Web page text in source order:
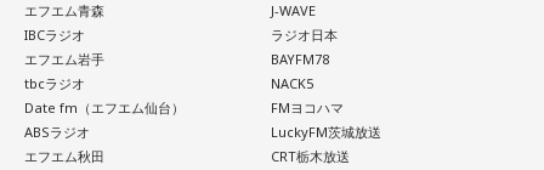
エフエム青森
IBCラジオ
エフエム岩手
tbcラジオ
Date fm（エフエム仙台）
ABSラジオ
エフエム秋田
J-WAVE
ラジオ日本
BAYFM78
NACK5
FMヨコハマ
LuckyFM茨城放送
CRT栃木放送